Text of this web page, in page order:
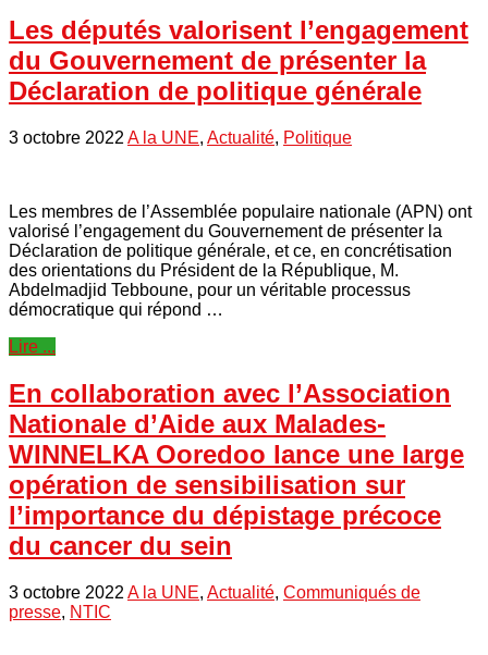
Les députés valorisent l’engagement
du Gouvernement de présenter la
Déclaration de politique générale
3 octobre 2022 A la UNE, Actualité, Politique
Les membres de l’Assemblée populaire nationale (APN) ont
valorisé l’engagement du Gouvernement de présenter la
Déclaration de politique générale, et ce, en concrétisation
des orientations du Président de la République, M.
Abdelmadjid Tebboune, pour un véritable processus
démocratique qui répond …
Lire ...
En collaboration avec l’Association
Nationale d’Aide aux Malades-
WINNELKA Ooredoo lance une large
opération de sensibilisation sur
l’importance du dépistage précoce
du cancer du sein
3 octobre 2022 A la UNE, Actualité, Communiqués de
presse, NTIC